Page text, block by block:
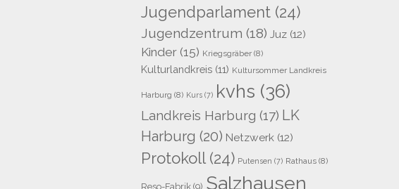
Jugendparlament (24)
Jugendzentrum (18) Juz (12)
Kinder (15) Kriegsgräber (8)
Kulturlandkreis (11) Kultursommer Landkreis
Harburg (8) Kurs (7) kvhs (36)
Landkreis Harburg (17) LK
Harburg (20) Netzwerk (12)
Protokoll(24) Putensen (7) Rathaus (8)
Reso-Fabrik (9) Salzhausen